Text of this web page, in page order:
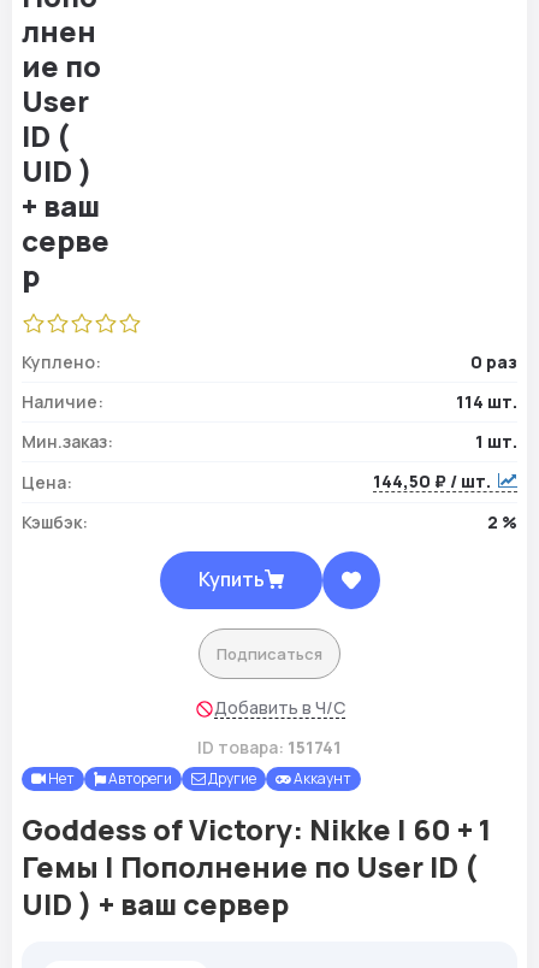
Куплено:
0 раз
Наличие:
114 шт.
Мин.заказ:
1 шт.
Цена:
144,50 ₽ / шт.
Кэшбэк:
2 %
Купить
Подписаться
Добавить в Ч/С
ID товара: 151741
Нет Автореги Другие Аккаунт
Goddess of Victory: Nikke | 60 + 1
Гемы | Пополнение по User ID (
UID ) + ваш сервер